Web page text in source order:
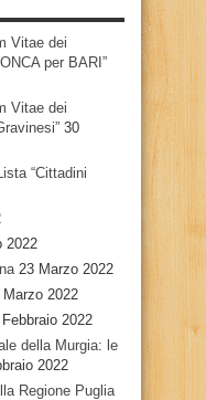
Vitae dei
per BARI”
Vitae dei
30
“Cittadini
2022
23 Marzo 2022
Marzo 2022
Febbraio 2022
della Murgia: le
2022
Regione Puglia